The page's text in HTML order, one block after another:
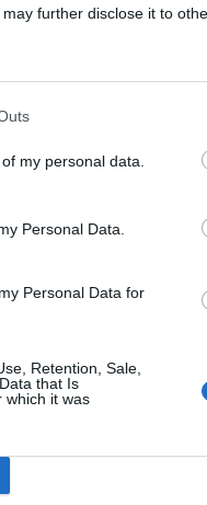
may further disclose it to
my personal data.
Personal Data.
Personal Data for
Retention, Sale,
that Is
which it was
stanowczo odpowiada na
opublikowała
prezydenta